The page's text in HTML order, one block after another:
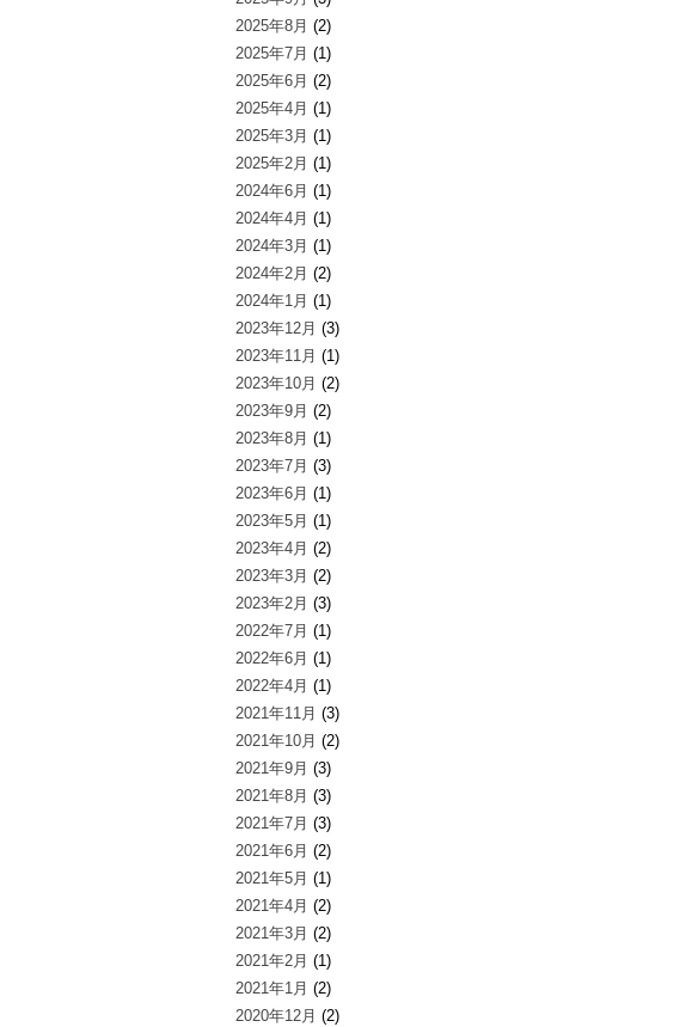
2025年8月 (2)
2025年7月 (1)
2025年6月 (2)
2025年4月 (1)
2025年3月 (1)
2025年2月 (1)
2024年6月 (1)
2024年4月 (1)
2024年3月 (1)
2024年2月 (2)
2024年1月 (1)
2023年12月 (3)
2023年11月 (1)
2023年10月 (2)
2023年9月 (2)
2023年8月 (1)
2023年7月 (3)
2023年6月 (1)
2023年5月 (1)
2023年4月 (2)
2023年3月 (2)
2023年2月 (3)
2022年7月 (1)
2022年6月 (1)
2022年4月 (1)
2021年11月 (3)
2021年10月 (2)
2021年9月 (3)
2021年8月 (3)
2021年7月 (3)
2021年6月 (2)
2021年5月 (1)
2021年4月 (2)
2021年3月 (2)
2021年2月 (1)
2021年1月 (2)
2020年12月 (2)